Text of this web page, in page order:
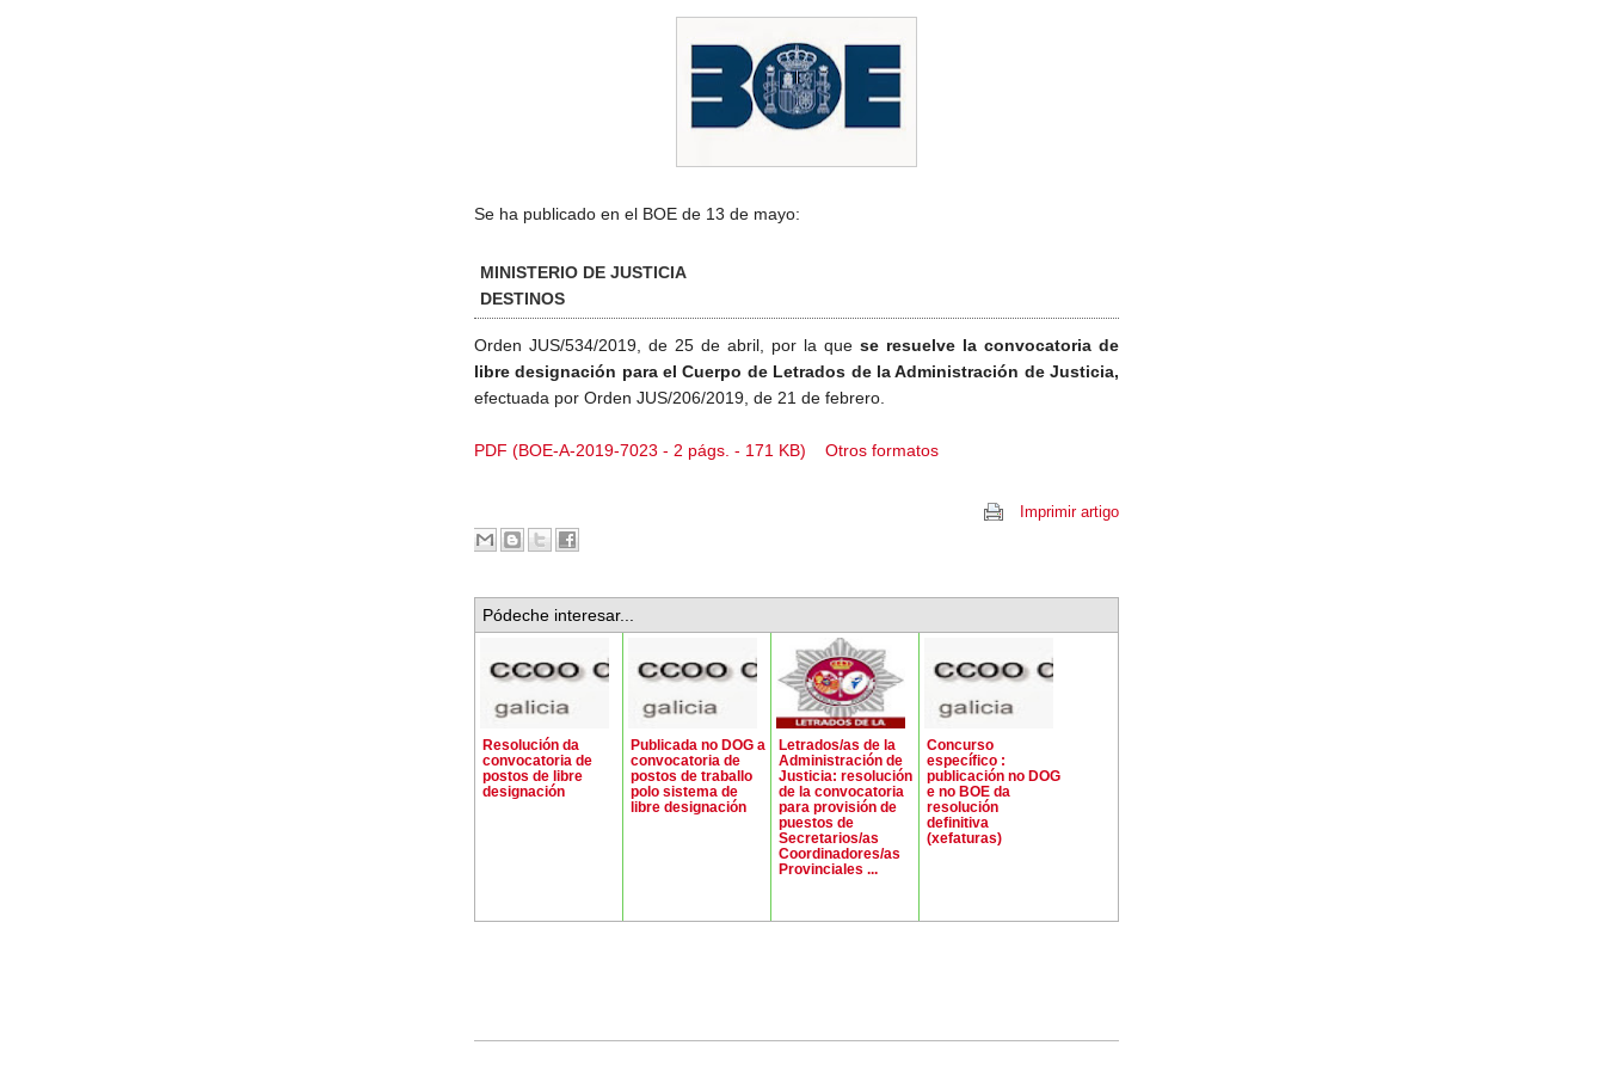
Se ha publicado en el BOE de 13 de mayo:
MINISTERIO DE JUSTICIA
DESTINOS
Orden JUS/534/2019, de 25 de abril, por la que se resuelve la convocatoria de
libre designación para el Cuerpo de Letrados de la Administración de Justicia,
efectuada por Orden JUS/206/2019, de 21 de febrero.
PDF (BOE-A-2019-7023 - 2 págs. - 171 KB) Otros formatos
Imprimir artigo
Pódeche interesar...
Resolución da
convocatoria de
postos de libre
designación
Publicada no DOG a
convocatoria de
postos de traballo
polo sistema de
libre designación
Letrados/as de la
Administración de
Justicia: resolución
de la convocatoria
para provisión de
puestos de
Secretarios/as
Coordinadores/as
Provinciales ...
Concurso
específico :
publicación no DOG
e no BOE da
resolución
definitiva
(xefaturas)